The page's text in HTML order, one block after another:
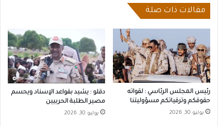
مقالات ذات صلة
رئيس المجلس الرئاسي : لقواته
حقوقكم وترقياتكم مسؤوليتنا
يوليو 30, 2026
دقلو : يشيد بقواعد الإسناد ويحسم
مصير الطلبة الحربيين
يوليو 30, 2026